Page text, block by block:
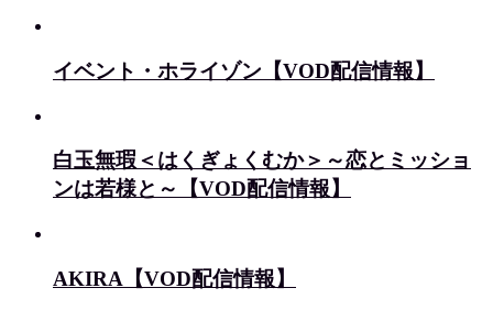
イベント・ホライゾン【VOD配信情報】
白玉無瑕＜はくぎょくむか＞～恋とミッショ
ンは若様と～【VOD配信情報】
AKIRA【VOD配信情報】